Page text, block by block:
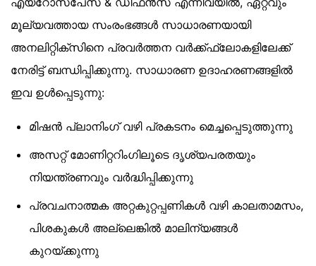
മൂല്യവത്തായ സംരംഭങ്ങൾ സാധാരണയായി
അനലിറ്റിക്‌സിനെ പ്രവർത്തന വർക്ക്ഫ്ലോകളിലേക്ക്
നേരിട്ട് ബന്ധിപ്പിക്കുന്നു. സാധാരണ ഉദാഹരണങ്ങളിൽ
ഇവ ഉൾപ്പെടുന്നു:
മിഷൻ പ്ലാനിംഗ് വഴി പ്രകടനം മെച്ചപ്പെടുത്തുന്നു
അസറ്റ് മോണിറ്ററിംഗിലൂടെ ദൃശ്യപരതയും
നിയന്ത്രണവും വർദ്ധിപ്പിക്കുന്നു
പ്രവചനാത്മക അറ്റകുറ്റപ്പണികൾ വഴി കാലതാമസം,
പിശകുകൾ അല്ലെങ്കിൽ മാലിന്യങ്ങൾ
കുറയ്ക്കുന്നു